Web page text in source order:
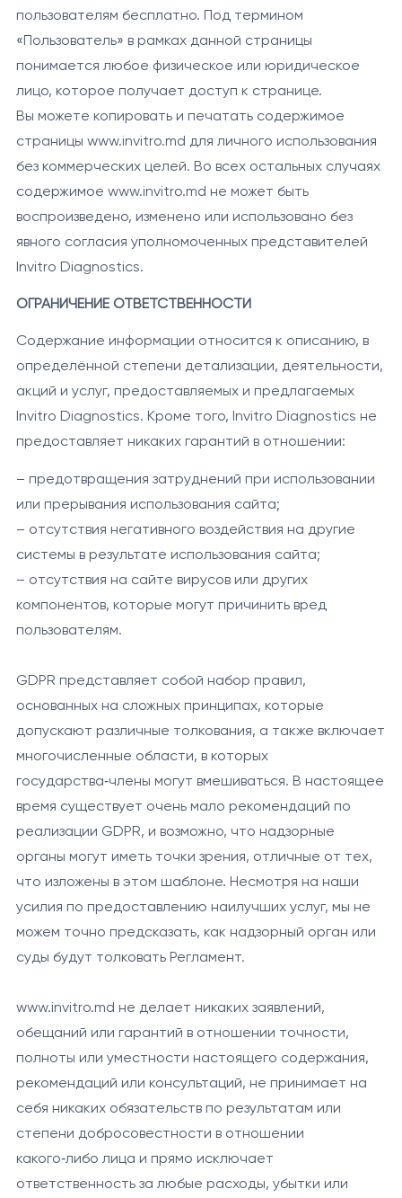
пользователям бесплатно. Под термином
«Пользователь» в рамках данной страницы
понимается любое физическое или юридическое
лицо, которое получает доступ к странице.
Вы можете копировать и печатать содержимое
страницы www.invitro.md для личного использования
без коммерческих целей. Во всех остальных случаях
содержимое www.invitro.md не может быть
воспроизведено, изменено или использовано без
явного согласия уполномоченных представителей
Invitro Diagnostics.
ОГРАНИЧЕНИЕ ОТВЕТСТВЕННОСТИ
Содержание информации относится к описанию, в
определённой степени детализации, деятельности,
акций и услуг, предоставляемых и предлагаемых
Invitro Diagnostics. Кроме того, Invitro Diagnostics не
предоставляет никаких гарантий в отношении:
– предотвращения затруднений при использовании
или прерывания использования сайта;
– отсутствия негативного воздействия на другие
системы в результате использования сайта;
– отсутствия на сайте вирусов или других
компонентов, которые могут причинить вред
пользователям.
GDPR представляет собой набор правил,
основанных на сложных принципах, которые
допускают различные толкования, а также включает
многочисленные области, в которых
государства‑члены могут вмешиваться. В настоящее
время существует очень мало рекомендаций по
реализации GDPR, и возможно, что надзорные
органы могут иметь точки зрения, отличные от тех,
что изложены в этом шаблоне. Несмотря на наши
усилия по предоставлению наилучших услуг, мы не
можем точно предсказать, как надзорный орган или
суды будут толковать Регламент.
www.invitro.md не делает никаких заявлений,
обещаний или гарантий в отношении точности,
полноты или уместности настоящего содержания,
рекомендаций или консультаций, не принимает на
себя никаких обязательств по результатам или
степени добросовестности в отношении
какого‑либо лица и прямо исключает
ответственность за любые расходы, убытки или